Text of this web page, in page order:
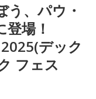
う、パウ・
場！
2025(デック
フェス